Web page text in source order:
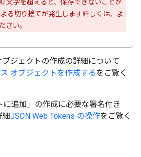
文字を超えると、保存できないことが
る切り捨てが発生します詳しくは、
よ
さい。
ジェクトの作成の詳細について
オブジェクトを作成するをご覧く
に追加」の作成に必要な署名付き
細JSON Web Tokens の操作をご覧く